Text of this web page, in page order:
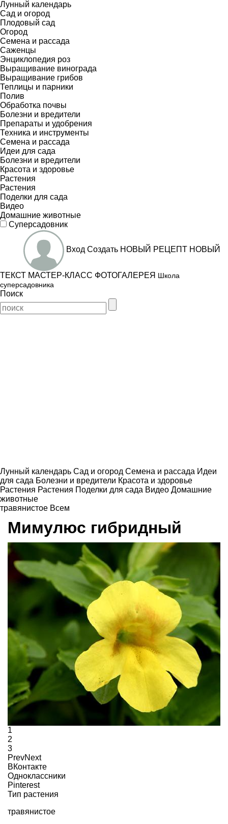
Лунный календарь
Сад и огород
Плодовый сад
Огород
Семена и рассада
Саженцы
Энциклопедия роз
Выращивание винограда
Выращивание грибов
Теплицы и парники
Полив
Обработка почвы
Болезни и вредители
Препараты и удобрения
Техника и инструменты
Семена и рассада
Идеи для сада
Болезни и вредители
Красота и здоровье
Растения
Растения
Поделки для сада
Видео
Домашние животные
Суперсадовник
Вход Создать НОВЫЙ РЕЦЕПТ НОВЫЙ
ТЕКСТ МАСТЕР-КЛАСС ФОТОГАЛЕРЕЯ Школа
суперсадовника
Поиск
Лунный календарь Сад и огород Семена и рассада Идеи
для сада Болезни и вредители Красота и здоровье
Растения Растения Поделки для сада Видео Домашние
животные
травянистое Всем
Мимулюс гибридный
1
2
3
PrevNext
ВКонтакте
Одноклассники
Pinterest
Тип растения
травянистое